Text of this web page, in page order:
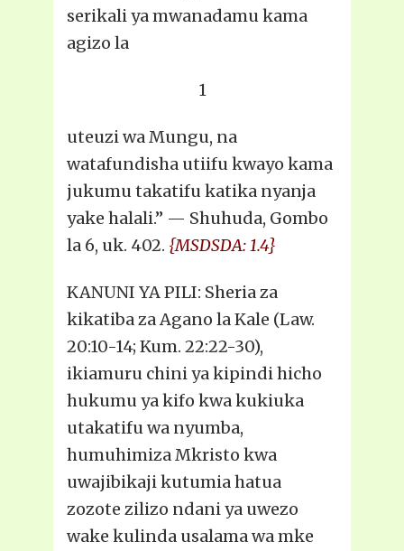
serikali ya mwanadamu kama
agizo la
1
uteuzi wa Mungu, na
watafundisha utiifu kwayo kama
jukumu takatifu katika nyanja
yake halali.” — Shuhuda, Gombo
la 6, uk. 402. {MSDSDA: 1.4}
KANUNI YA PILI: Sheria za
kikatiba za Agano la Kale (Law.
20:10-14; Kum. 22:22-30),
ikiamuru chini ya kipindi hicho
hukumu ya kifo kwa kukiuka
utakatifu wa nyumba,
humuhimiza Mkristo kwa
uwajibikaji kutumia hatua
zozote zilizo ndani ya uwezo
wake kulinda usalama wa mke